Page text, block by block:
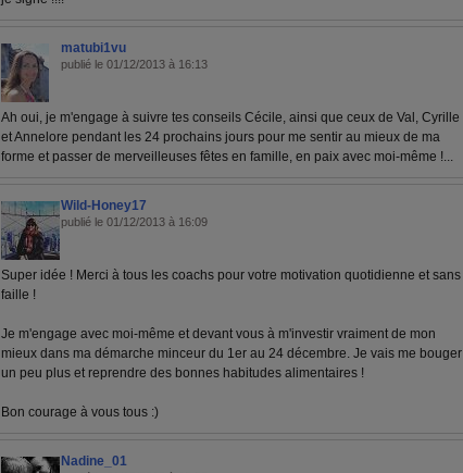
matubi1vu
publié le 01/12/2013 à 16:13
Ah oui, je m'engage à suivre tes conseils Cécile, ainsi que ceux de Val, Cyrille
et Annelore pendant les 24 prochains jours pour me sentir au mieux de ma
forme et passer de merveilleuses fêtes en famille, en paix avec moi-même !...
Wild-Honey17
publié le 01/12/2013 à 16:09
Super idée ! Merci à tous les coachs pour votre motivation quotidienne et sans
faille !
Je m'engage avec moi-même et devant vous à m'investir vraiment de mon
mieux dans ma démarche minceur du 1er au 24 décembre. Je vais me bouger
un peu plus et reprendre des bonnes habitudes alimentaires !
Bon courage à vous tous :)
Nadine_01